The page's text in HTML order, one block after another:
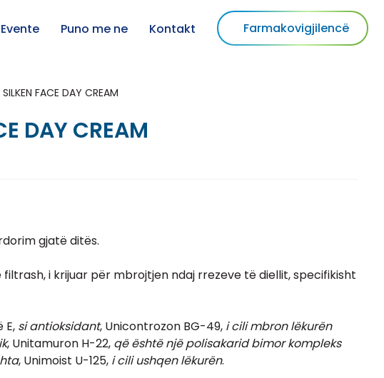
Evente Puno me ne Kontakt Farmakovigjilencë
SILKEN FACE DAY CREAM
DAY CREAM
gjatë ditës.
i krijuar për mbrojtjen ndaj rrezeve të diellit, specifikisht
E, si antioksidant, Unicontrozon BG-49, i cili mbron lëkurën
, Unitamuron H-22, që është një polisakarid bimor kompleks
, Unimoist U-125, i cili ushqen lëkurën.